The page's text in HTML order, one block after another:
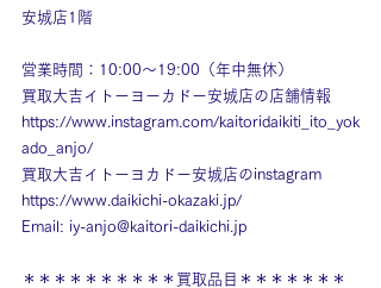
安城店1階
営業時間：10:00～19:00（年中無休）
買取大吉イトーヨーカドー安城店の店舗情報
https://www.instagram.com/kaitoridaikiti_ito_yok
ado_anjo/
買取大吉イトーヨカドー安城店のinstagram
https://www.daikichi-okazaki.jp/
Email: iy-anjo@kaitori-daikichi.jp
＊＊＊＊＊＊＊＊＊＊買取品目＊＊＊＊＊＊＊